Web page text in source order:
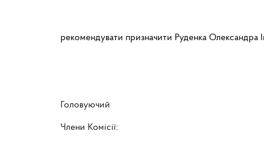
рекомендувати призначити Руденка Олександра
Головуючий
Члени
Г.М.